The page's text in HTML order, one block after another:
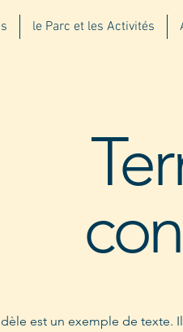
le Parc et les Activités
est un exemple de texte.